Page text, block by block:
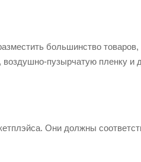
большинство товаров,
пузырчатую пленку и
Они должны